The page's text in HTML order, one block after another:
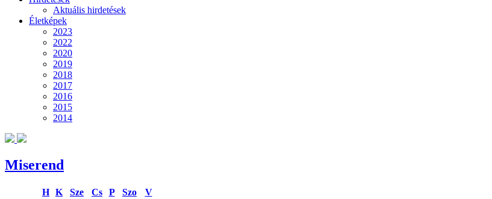
Aktuális hirdetések
Életképek
2023
2022
2020
2019
2018
2017
2016
2015
2014
Miserend
H K Sze Cs P Szo
V